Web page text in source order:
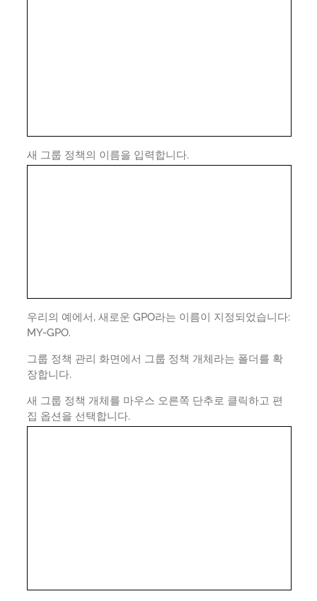
새 그룹 정책의 이름을 입력합니다.
우리의 예에서, 새로운 GPO라는 이름이 지정되었습니다:
MY-GPO.
그룹 정책 관리 화면에서 그룹 정책 개체라는 폴더를 확
장합니다.
새 그룹 정책 개체를 마우스 오른쪽 단추로 클릭하고 편
집 옵션을 선택합니다.